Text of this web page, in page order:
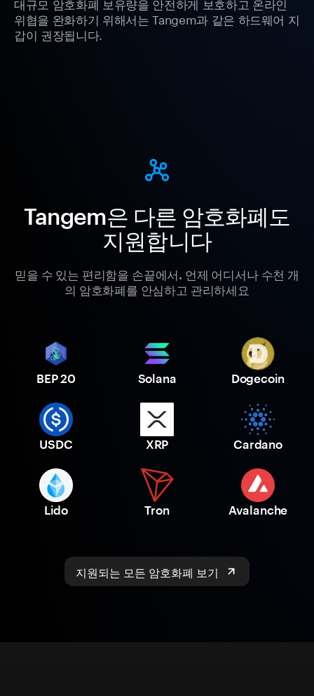
위협을 완화하기 위해서는 Tangem과 같은 하드웨어 지
갑이 권장됩니다.
Tangem은 다른 암호화폐도
지원합니다
믿을 수 있는 편리함을 손끝에서. 언제 어디서나 수천 개
의 암호화폐를 안심하고 관리하세요
BEP 20 Solana Dogecoin
USDC XRP Cardano
Lido Tron Avalanche
지원되는 모든 암호화폐 보기